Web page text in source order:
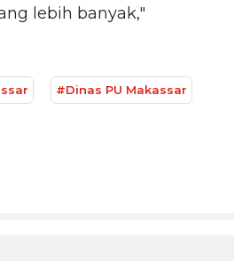
lebih banyak,"
#Dinas PU Makassar